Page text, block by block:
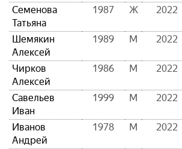
Семенова
Татьяна
1987 Ж 2022
Шемякин
Алексей
1989 М 2022
Чирков
Алексей
1986 М 2022
Савельев
Иван
1999 М 2022
Иванов
Андрей
1978 М 2022